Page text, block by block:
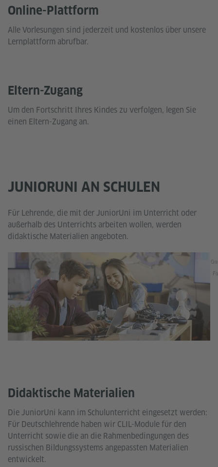
Online-Plattform
Alle Vorlesungen sind jederzeit und kostenlos über unsere
Lernplattform abrufbar.
Eltern-Zugang
Um den Fortschritt Ihres Kindes zu verfolgen, legen Sie
einen Eltern-Zugang an.
JUNIORUNI AN SCHULEN
Für Lehrende, die mit der JuniorUni im Unterricht oder
außerhalb des Unterrichts arbeiten wollen, werden
didaktische Materialien angeboten.
Didaktische Materialien
Die JuniorUni kann im Schulunterricht eingesetzt werden:
Für Deutschlehrende haben wir CLIL-Module für den
Unterricht sowie die an die Rahmenbedingungen des
russischen Bildungssystems angepassten Materialien
entwickelt.